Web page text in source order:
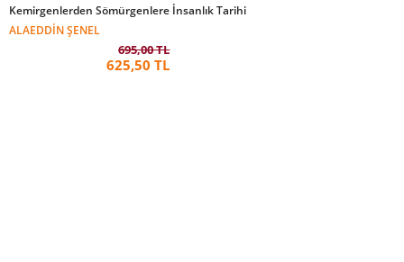
Kemirgenlerden Sömürgenlere İnsanlık Tarihi
ALAEDDIN ŞENEL
695,00 TL
625,50 TL